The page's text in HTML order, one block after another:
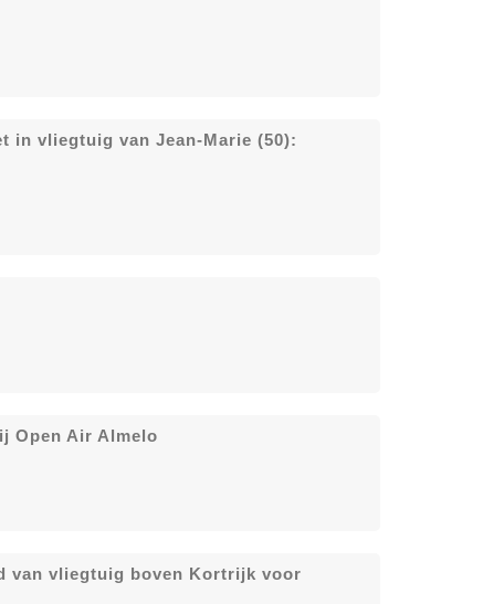
in vliegtuig van Jean-Marie (50):
Open Air Almelo
van vliegtuig boven Kortrijk voor